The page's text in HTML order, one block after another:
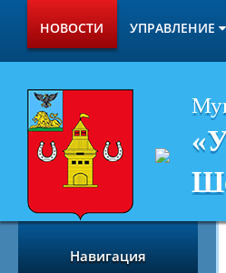
НОВОСТИ УПРАВЛЕНИЕ
Навигация